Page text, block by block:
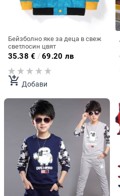
Бейзболно яке за деца в свеж
светлосин цвят
35.38 € /69.20 лв
add_shopping_cart Добави